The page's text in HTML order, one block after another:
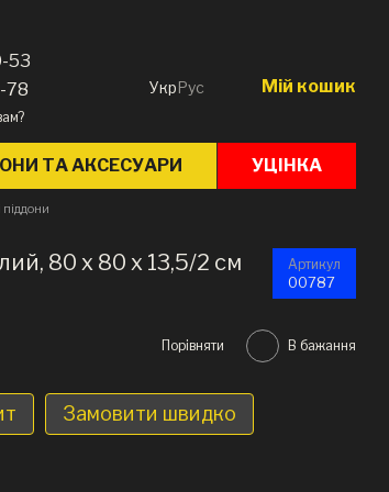
53
78
УкрРус Мій кошик
ТА АКСЕСУАРИ УЦІНКА
80 x 80 х 13,5/2 см Артикул
00787
Порівняти В бажання
Замовити швидко